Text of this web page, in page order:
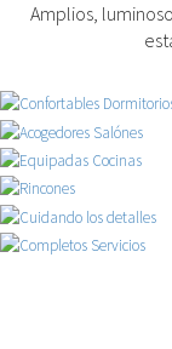
Amplios,